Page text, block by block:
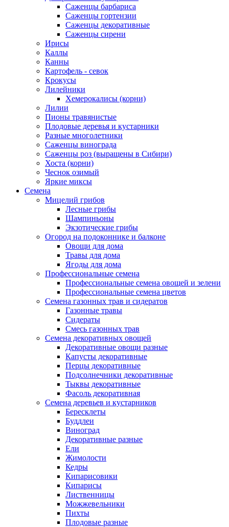
Саженцы барбариса
Саженцы гортензии
Саженцы декоративные
Саженцы сирени
Ирисы
Каллы
Канны
Картофель - севок
Крокусы
Лилейники
Хемерокалисы (корни)
Лилии
Пионы травянистые
Плодовые деревья и кустарники
Разные многолетники
Саженцы винограда
Саженцы роз (выращены в Сибири)
Хоста (корни)
Чеснок озимый
Яркие миксы
Семена
Мицелий грибов
Лесные грибы
Шампиньоны
Экзотические грибы
Огород на подоконнике и балконе
Овощи для дома
Травы для дома
Ягоды для дома
Профессиональные семена
Профессиональные семена овощей и зелени
Профессиональные семена цветов
Семена газонных трав и сидератов
Газонные травы
Сидераты
Смесь газонных трав
Семена декоративных овощей
Декоративные овощи разные
Капусты декоративные
Перцы декоративные
Подсолнечники декоративные
Тыквы декоративные
Фасоль декоративная
Семена деревьев и кустарников
Бересклеты
Буддлеи
Виноград
Декоративные разные
Ели
Жимолости
Кедры
Кипарисовики
Кипарисы
Лиственницы
Можжевельники
Пихты
Плодовые разные